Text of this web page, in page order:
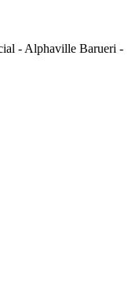
- Alphaville Barueri -